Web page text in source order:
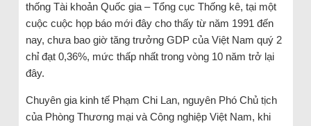
thống Tài khoản Quốc gia – Tổng cục Thống kê, tại một
cuộc cuộc họp báo mới đây cho thấy từ năm 1991 đến
nay, chưa bao giờ tăng trưởng GDP của Việt Nam quý 2
chỉ đạt 0,36%, mức thấp nhất trong vòng 10 năm trở lại
đây.
Chuyên gia kinh tế Phạm Chi Lan, nguyên Phó Chủ tịch
của Phòng Thương mại và Công nghiệp Việt Nam, khi